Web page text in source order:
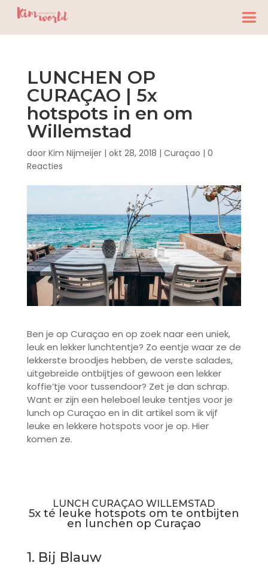
LUNCHEN OP
CURAÇAO | 5x
hotspots in en om
Willemstad
door Kim Nijmeijer| okt 28, 2018 | Curaçao | 0
Reacties
Ben je op Curaçao en op zoek naar een uniek,
leuk en lekker lunchtentje? Zo eentje waar ze de
lekkerste broodjes hebben, de verste salades,
uitgebreide ontbijtjes of gewoon een lekker
koffie’tje voor tussendoor? Zet je dan schrap.
Want er zijn een heleboel leuke tentjes voor je
lunch op Curaçao en in dit artikel som ik vijf
leuke en lekkere hotspots voor je op. Hier
komen ze.
LUNCH CURAÇAO WILLEMSTAD
5x té leuke hotspots om te ontbijten
en lunchen op Curaçao
1. Bij Blauw